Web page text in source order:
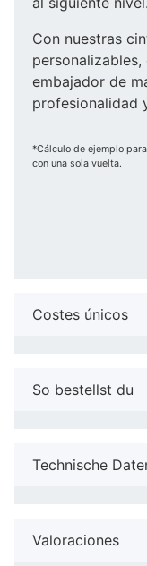
Con nuestras
embajador de
profesionalidad
*Cálculo de ejemplo
con una sola vuelta.
Costes únicos
So bestellst du
Technische
Valoraciones